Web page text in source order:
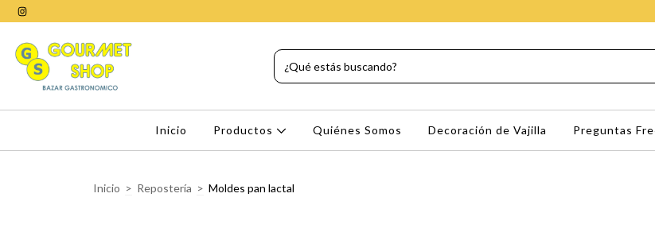
Inicio Productos Quiénes Somos Decoración de Vajilla Preguntas
Inicio > Repostería > Moldes pan lactal